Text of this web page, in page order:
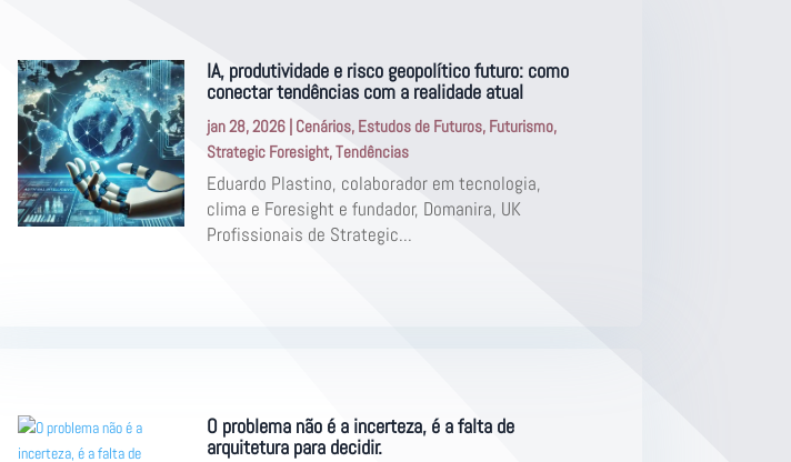
IA, produtividade e risco geopolítico futuro: como
conectar tendências com a realidade atual
jan 28, 2026 | Cenários, Estudos de Futuros, Futurismo,
Strategic Foresight,Tendências
Eduardo Plastino, colaborador em tecnologia,
clima e Foresight e fundador, Domanira, UK
Profissionais de Strategic...
O problema não é a incerteza, é a falta de
arquitetura para decidir.